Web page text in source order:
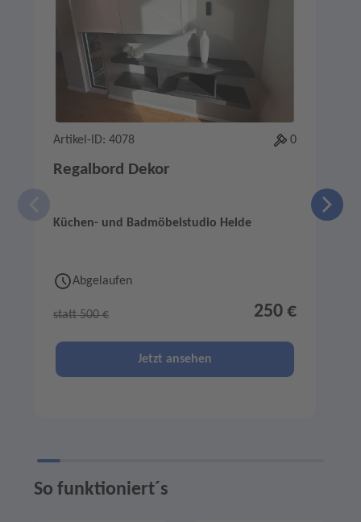
Artikel-ID: 4078 0
Regalbord Dekor
Küchen- und Badmöbelstudio Helde
Abgelaufen
statt 500 € 250 €
Jetzt ansehen
So funktioniert´s